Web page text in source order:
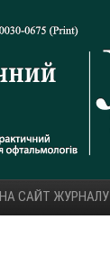
САЙТ ЖУРНАЛУ